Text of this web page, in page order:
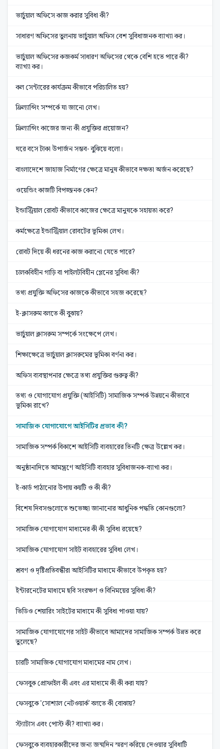
ভার্চুয়াল অফিসে কাজ করার সুবিধা কী?
সাধারণ অফিসের তুলনায় ভার্চুয়াল অফিস বেশ সুবিধাজনক ব্যাখ্যা কর।
ভার্চুয়াল অফিসের কজকর্ম সাধারণ অফিসের থেকে বেশি হতে পারে কী?
ব্যাখ্যা কর।
কল সেন্টারের কার্যক্রম কীভাবে পরিচালিত হয়?
ফ্রিল্যান্সিং সম্পর্কে যা জানো লেখ।
ফ্রিল্যান্সিং কাজের জন্য কী প্রযুক্তির প্রয়োজন?
ঘরে বসে টাকা উপার্জন সম্ভব- বুঝিয়ে বলো।
বাংলাদেশে জাহাজ নির্মাণের ক্ষেত্রে মানুষ কীভাবে দক্ষতা অর্জন করেছে?
ওয়েন্ডিং কাজটি বিপজ্জনক কেন?
ইন্ডাস্ট্রিয়াল রোবট কীভাবে কাজের ক্ষেত্রে মানুষকে সহায়তা করে?
কর্মক্ষেত্রে ইন্ডাস্ট্রিয়াল রোবটের ভূমিকা লেখ।
রোবট দিয়ে কী ধরনের কাজ করানো যেতে পারে?
চালকবিহীন গাড়ি বা পাইলটবিহীন প্লেনের সুবিধা কী?
তথ্য প্রযুক্তি অফিসের কাজকে কীভাবে সহজ করেছে?
ই-ক্লাসরুম বলতে কী বুঝায়?
ভার্চুয়াল ক্লাসরুম সম্পর্কে সংক্ষেপে লেখ।
শিক্ষাক্ষেত্রে ভার্চুয়াল ক্লাসরুমের ভূমিকা বর্ণনা কর।
অফিস ব্যবস্থাপনার ক্ষেত্রে তথ্য প্রযুক্তির গুরুত্ব কী?
তথ্য ও যোগাযোগ প্রযুক্তি (আইসিটি) সামাজিক সম্পর্ক উন্নয়নে কীভাবে
ভূমিকা রাখে?
সামাজিক যোগাযোগে আইসিটির প্রভাব কী?
সামাজিক সম্পর্ক বিকাশে আইসিটি ব্যবহারের তিনটি ক্ষেত্র উল্লেখ কর।
অনুষ্ঠানাদিতে আমন্ত্রণে আইসিটি ব্যবহার সুবিধাজনক-ব্যাখা কর।
ই-কার্ড পাঠানোর উপায় কয়টি ও কী কী?
বিশেষ দিবসগুলোতে শুভেচ্ছা জানানোর আধুনিক পদ্ধতি কোনগুলো?
সামাজিক যোগাযোগ মাধ্যমের কী কী সুবিধা রয়েছে?
সামাজিক যোগাযোগ সাইট ব্যবহারের সুবিধা লেখ।
শ্রবণ ও দৃষ্টিপ্রতিবন্ধীরা আইসিটির মাধ্যমে কীভাবে উপকৃত হয়?
ইন্টারনেটের মাধ্যমে ছবি সংরক্ষণ ও বিনিময়ের সুবিধা কী?
ভিডিও শেয়ারিং সাইটের মাধ্যমে কী সুবিধা পাওয়া যায়?
সামাজিক যোগাযোগের সাইট কীভাবে আমাদের সামাজিক সম্পর্ক উন্নত করে
তুলেছে?
চারটি সামাজিক যোগাযোগ মাধ্যমের নাম লেখ।
ফেসবুক প্রোফাইল কী এবং এর মাধ্যমে কী কী করা যায়?
ফেসবুকে 'সোশ্যাল নেটওয়ার্ক' বলতে কী বোঝায়?
স্ট্যাটাস এবং পোস্ট কী? ব্যাখ্যা কর।
ফেসবুকে ব্যবহারকারীদের জন্য জন্মদিন স্মরণ করিয়ে দেওয়ার সুবিধাটি